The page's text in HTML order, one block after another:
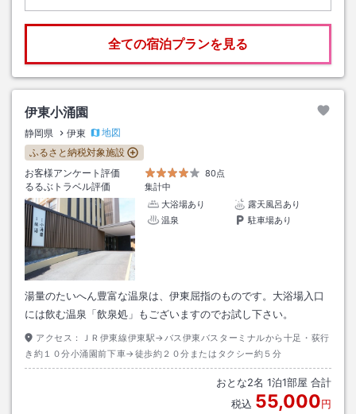
全ての宿泊プランを見る
伊東小涌園
静岡県 伊東
地図
ふるさと納税対象施設
お客様アンケート評価
80点
るるぶトラベル評価
集計中
大浴場あり
露天風呂あり
温泉
駐車場あり
湯量のたいへん豊富な温泉は、伊東屈指のものです。大浴場入口
には飲む温泉「飲泉処」もございますのでお試し下さい。
アクセス：
ＪＲ伊東線伊東駅→バス伊東バスターミナルから十足・荻行
き約１０分小涌園前下車→徒歩約２０分またはタクシー約５分
おとな2名 1泊1部屋 合計
税込 55,000円